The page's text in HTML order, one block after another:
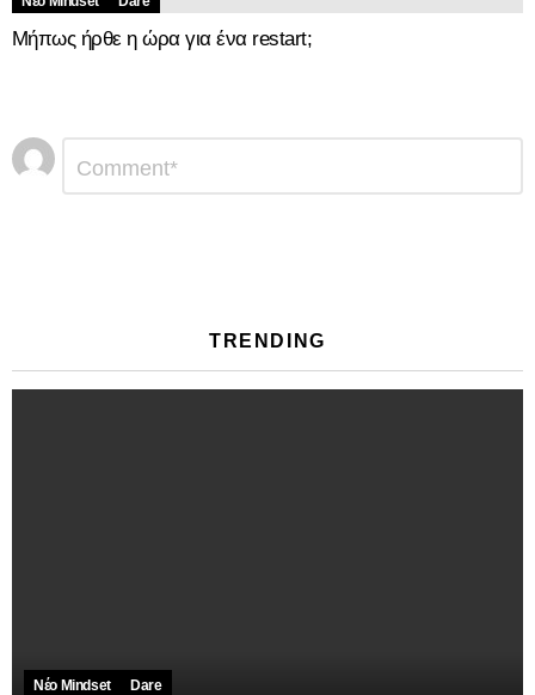
Μήπως ήρθε η ώρα για ένα restart;
Αφήστε
μια
απάντηση
TRENDING
Νέο Mindset Dare